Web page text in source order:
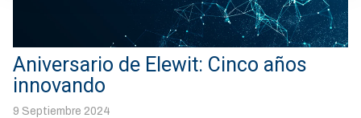
Aniversario de Elewit: Cinco años
innovando
9 Septiembre 2024